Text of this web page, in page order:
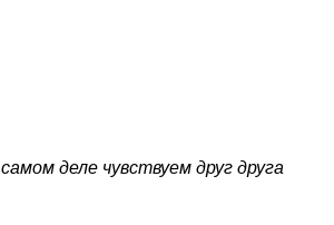
деле чувствуем друг друга